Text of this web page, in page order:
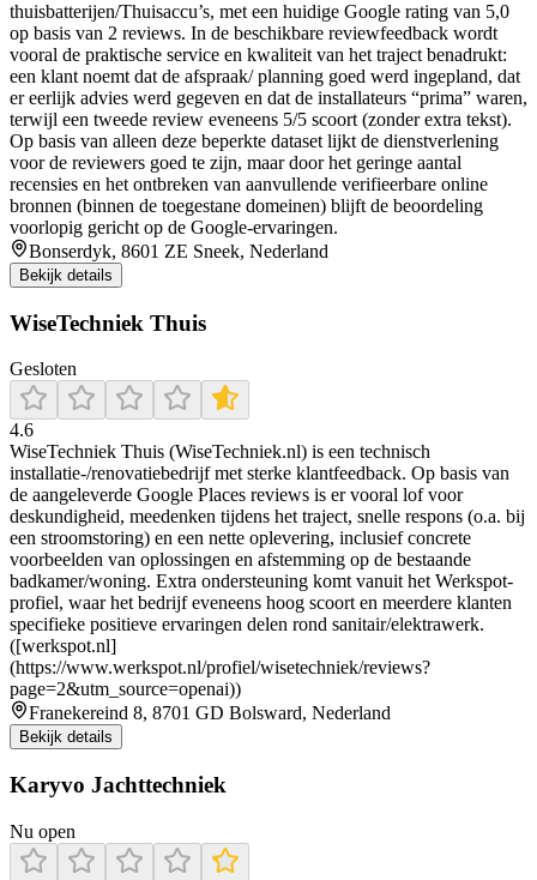
thuisbatterijen/Thuisaccu’s, met een huidige Google rating van 5,0
op basis van 2 reviews. In de beschikbare reviewfeedback wordt
vooral de praktische service en kwaliteit van het traject benadrukt:
een klant noemt dat de afspraak/ planning goed werd ingepland, dat
er eerlijk advies werd gegeven en dat de installateurs “prima” waren,
terwijl een tweede review eveneens 5/5 scoort (zonder extra tekst).
Op basis van alleen deze beperkte dataset lijkt de dienstverlening
voor de reviewers goed te zijn, maar door het geringe aantal
recensies en het ontbreken van aanvullende verifieerbare online
bronnen (binnen de toegestane domeinen) blijft de beoordeling
voorlopig gericht op de Google-ervaringen.
Bonserdyk, 8601 ZE Sneek, Nederland
Bekijk details
WiseTechniek Thuis
Gesloten
4.6
WiseTechniek Thuis (WiseTechniek.nl) is een technisch
installatie-/renovatiebedrijf met sterke klantfeedback. Op basis van
de aangeleverde Google Places reviews is er vooral lof voor
deskundigheid, meedenken tijdens het traject, snelle respons (o.a. bij
een stroomstoring) en een nette oplevering, inclusief concrete
voorbeelden van oplossingen en afstemming op de bestaande
badkamer/woning. Extra ondersteuning komt vanuit het Werkspot-
profiel, waar het bedrijf eveneens hoog scoort en meerdere klanten
specifieke positieve ervaringen delen rond sanitair/elektrawerk.
([werkspot.nl]
(https://www.werkspot.nl/profiel/wisetechniek/reviews?
page=2&utm_source=openai))
Franekereind 8, 8701 GD Bolsward, Nederland
Bekijk details
Karyvo Jachttechniek
Nu open